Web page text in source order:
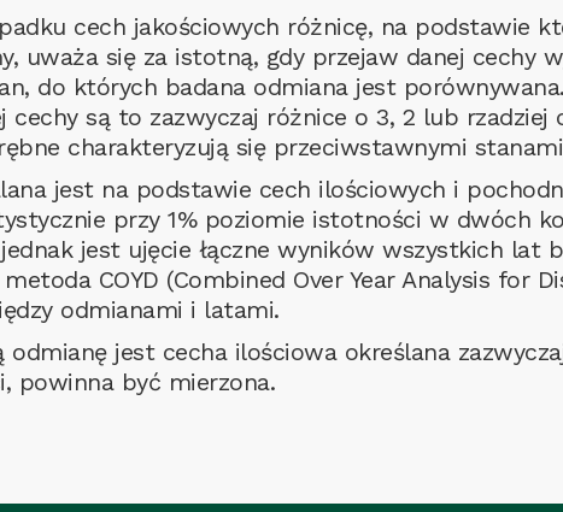
cech jakościowych różnicę, na podstawie
uważa się za istotną, gdy przejaw danej cechy
do których badana odmiana jest
cechy są to zazwyczaj różnice o 3, 2 lub
charakteryzują się przeciwstawnymi
jest na podstawie cech ilościowych i
przy 1% poziomie istotności w dwóch
jest ujęcie łączne wyników wszystkich lat
COYD (Combined Over Year Analysis for
odmianami i latami.
odmianę jest cecha ilościowa określana
powinna być mierzona.